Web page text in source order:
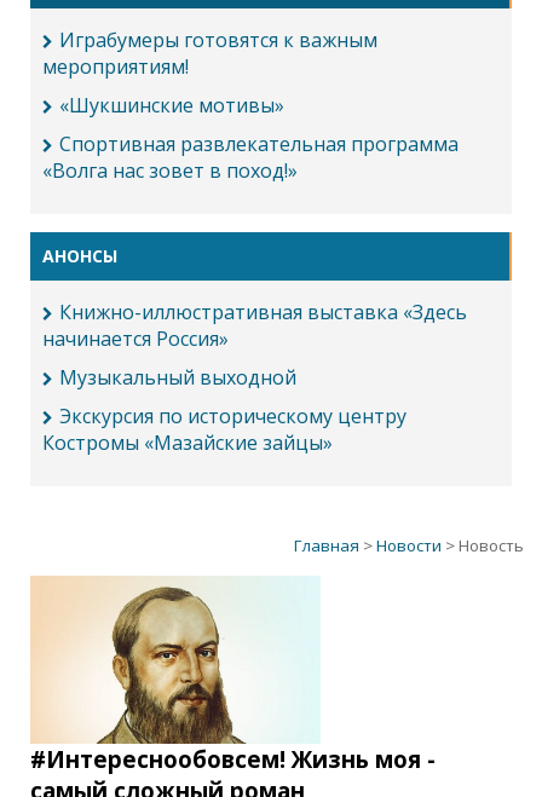
Играбумеры готовятся к важным
мероприятиям!
«Шукшинские мотивы»
Спортивная развлекательная программа
«Волга нас зовет в поход!»
АНОНСЫ
Книжно-иллюстративная выставка «Здесь
начинается Россия»
Музыкальный выходной
Экскурсия по историческому центру
Костромы «Мазайские зайцы»
Главная >Новости > Новость
#Интереснообовсем! Жизнь моя -
самый сложный роман